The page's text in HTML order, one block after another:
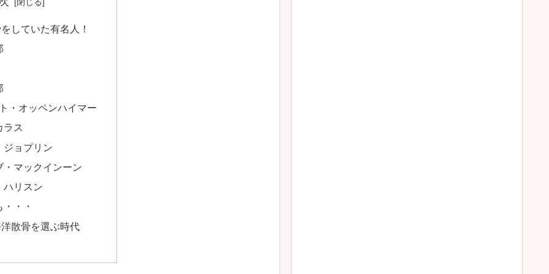
していた有名人！
・オッペンハイマー
ラス
ジョプリン
・マックインーン
ハリスン
・・
散骨を選ぶ時代